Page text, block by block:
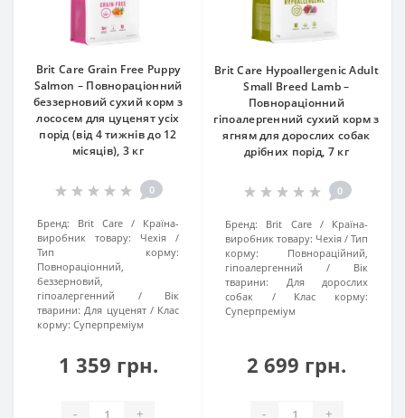
Brit Care Grain Free Puppy
Salmon – Повнораціонний
беззерновий сухий корм з
лососем для цуценят усіх
порід (від 4 тижнів до 12
місяців), 3 кг
0
Бренд: Brit Care
Країна-
виробник товару:
Чехія
Тип корму:
Повнораціонний,
беззерновий,
гіпоалергенний
Вік
тварини: Для цуценят
Клас
корму: Суперпреміум
1 359 грн.
- +
Brit Care Hypoallergenic Adult
Small Breed Lamb –
Повнораціонний
гіпоалергенний сухий корм з
ягням для дорослих собак
дрібних порід, 7 кг
0
Бренд: Brit Care
Країна-
виробник товару: Чехія
Тип
корму:
Повнораційний,
гіпоалергенний
Вік
тварини:
Для дорослих
собак
Клас корму:
Суперпреміум
2 699 грн.
- +